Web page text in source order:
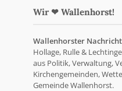
Wir ❤ Wallenhorst!
Wallenhorster
Hollage, Rulle &
aus Politik, Verwaltung,
Kirchengemeinden,
Gemeinde Wallenhorst.